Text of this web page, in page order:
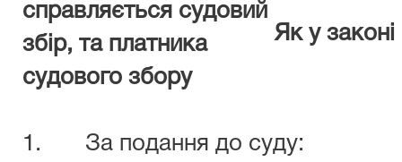
справляється судовий
збір, та платника
судового збору
Як у законі
1. За подання до суду: